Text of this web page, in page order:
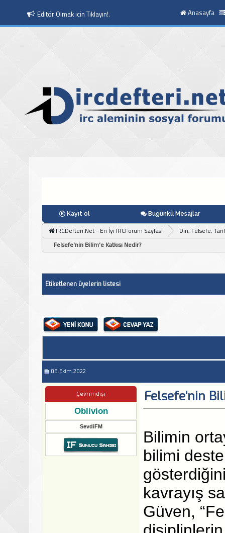
Editör Olmak icin Tıklayın!.
Moderatör Olmak icin Tıklayın!.
Anasayfa
Kayıt ol Bugünkü Mesajlar
IRCDefteri.Net - En İyi IRCForum Sayfasi
Din, Felsefe,
Felsefe'nin Bilim'e Katkısı Nedir?
Etiketlenen üyelerin listesi
05.Ekim.2022
Çevrimdışı
Oblivion
SevdiFM
Felsefe'nin
Bilimin
bilimi
kavrayış
Güven,